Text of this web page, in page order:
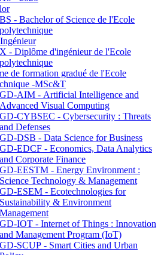
BS - Bachelor of Science de l'Ecole
polytechnique
X - Diplôme d'ingénieur de l'Ecole
polytechnique
de formation gradué de l'Ecole
-MSc&T
GD-AIM - Artificial Intelligence and
Advanced Visual Computing
GD-CYBSEC - Cybersecurity : Threats
and Defenses
GD-DSB - Data Science for Business
GD-EDCF - Economics, Data Analytics
and Corporate Finance
GD-EESTM - Energy Environment :
Science Technology & Management
GD-ESEM - Ecotechnologies for
Sustainability & Environment
Management
GD-IOT - Internet of Things : Innovation
and Management Program (IoT)
GD-SCUP - Smart Cities and Urban